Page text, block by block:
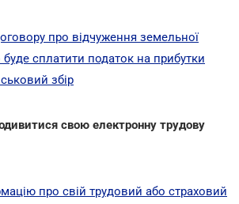
про відчуження земельної
буде сплатити податок на прибутки
збір
свою електронну трудову
про свій трудовий або страховий